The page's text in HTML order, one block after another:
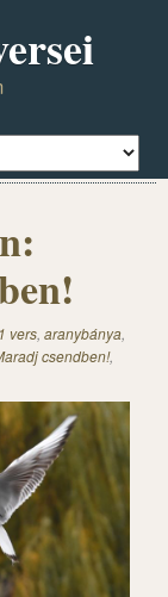
vers, aranybánya,
csendben!,